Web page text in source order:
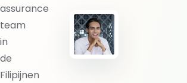
assurance
team
in
de
Filipijnen